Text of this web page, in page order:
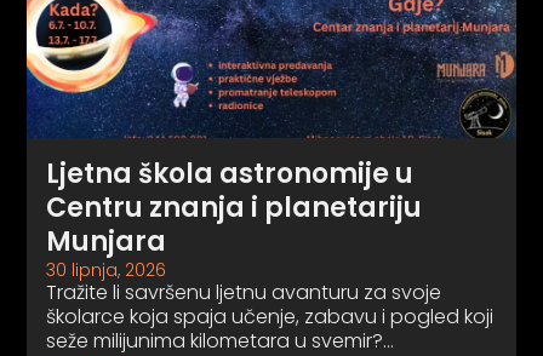
Ljetna škola astronomije u
Centru znanja i planetariju
Munjara
30 lipnja, 2026
Tražite li savršenu ljetnu avanturu za svoje
školarce koja spaja učenje, zabavu i pogled koji
seže milijunima kilometara u svemir?…